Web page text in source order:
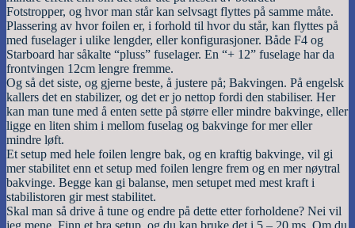
Fotstropper, og hvor man står kan selvsagt flyttes på samme måte.
Plassering av hvor foilen er, i forhold til hvor du står, kan flyttes på
med fuselager i ulike lengder, eller konfigurasjoner. Både F4 og
Starboard har såkalte “pluss” fuselager. En “+ 12” fuselage har da
frontvingen 12cm lengre fremme.
Og så det siste, og gjerne beste, å justere på; Bakvingen. På engelsk
kallers det en stabilizer, og det er jo nettop fordi den stabiliser. Her
kan man tune med å enten sette på større eller mindre bakvinge, eller
ligge en liten shim i mellom fuselag og bakvinge for mer eller
mindre løft.
Et setup med hele foilen lengre bak, og en kraftig bakvinge, vil gi
mer stabilitet enn et setup med foilen lengre frem og en mer nøytral
bakvinge. Begge kan gi balanse, men setupet med mest kraft i
stabilistoren gir mest stabilitet.
Skal man så drive å tune og endre på dette etter forholdene? Nei vil